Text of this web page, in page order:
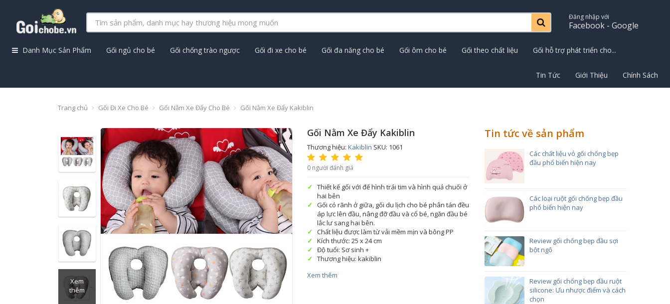
Đăng nhập với
Facebook - Google
Danh Mục Sản Phẩm Gối ngủ cho bé Gối chống trào ngược Gối đi xe cho bé Gối đa năng cho bé Gối ôm cho bé Gối theo chất liệu Gối hỗ trợ phát triển cho...
Tin Tức Giới Thiệu Chính Sách
Trang chủ Gối Đi Xe Cho Bé Gối Nằm Xe Đẩy Cho Bé Gối Nằm Xe Đẩy Kakiblin
Xem
thêm
Gối Nằm Xe Đẩy Kakiblin
Thương hiệu: Kakiblin SKU: 1061
0 người đánh giá
Thiết kế gối với đế hình trái tim và hình quả chuối ở
hai bên
Gối có rãnh ở giữa, gối du lịch cho bé phân tán đều
áp lực lên đầu, nâng đỡ đầu và cổ bé, ngăn đầu bé
lắc lư sang hai bên.
Chất liệu được làm từ vải mềm mịn và bông PP
Kích thước: 25 x 24 cm
Độ tuổi: Sơ sinh +
Thương hiệu: kakiblin
Xem thêm
Tin tức về sản phẩm
Các chất liệu vỏ gối chống bẹp
đầu phổ biến hiện nay
Các loại ruột gối chống bẹp đầu
phổ biến hiện nay
Review gối chống bẹp đầu sợi
bột ngô
Review gối chống bẹp đầu ruột
silicone: Ưu nhược điểm và cách
chọn